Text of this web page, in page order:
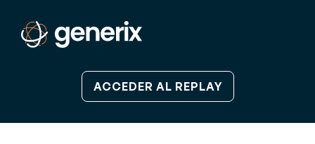
ACCEDER AL REPLAY